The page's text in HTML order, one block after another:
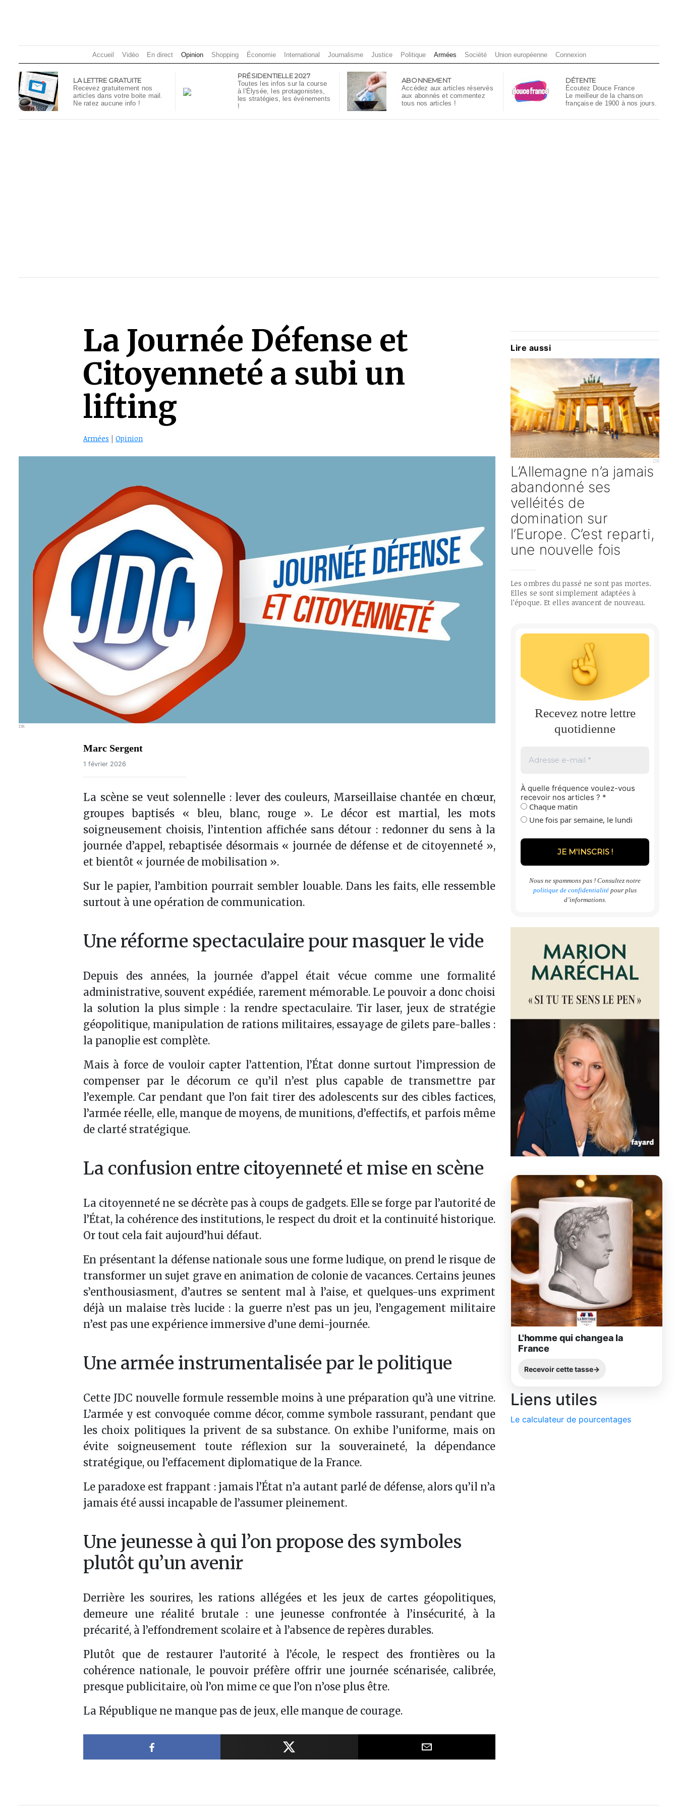
Accueil Vidéo En direct Opinion Shopping Économie International Journalisme Justice Politique Armées Société Union européenne Connexion
LA LETTRE GRATUITE
Recevez gratuitement nos
articles dans votre boite mail.
Ne ratez aucune info !
PRÉSIDENTIELLE 2027
Toutes les infos sur la course
à l'Élysée, les protagonistes,
les stratégies, les événements
!
ABONNEMENT
Accédez aux articles réservés
aux abonnés et commentez
tous nos articles !
DÉTENTE
Écoutez Douce France
Le meilleur de la chanson
française de 1900 à nos jours.
La Journée Défense et
Citoyenneté a subi un
lifting
Armées Opinion
DR
Marc Sergent
1 février 2026
La scène se veut solennelle : lever des couleurs, Marseillaise chantée en chœur,
groupes baptisés « bleu, blanc, rouge ». Le décor est martial, les mots
soigneusement choisis, l’intention affichée sans détour : redonner du sens à la
journée d’appel, rebaptisée désormais « journée de défense et de citoyenneté »,
et bientôt « journée de mobilisation ».
Sur le papier, l’ambition pourrait sembler louable. Dans les faits, elle ressemble
surtout à une opération de communication.
Une réforme spectaculaire pour masquer le vide
Depuis des années, la journée d’appel était vécue comme une formalité
administrative, souvent expédiée, rarement mémorable. Le pouvoir a donc choisi
la solution la plus simple : la rendre spectaculaire. Tir laser, jeux de stratégie
géopolitique, manipulation de rations militaires, essayage de gilets pare-balles :
la panoplie est complète.
Mais à force de vouloir capter l’attention, l’État donne surtout l’impression de
compenser par le décorum ce qu’il n’est plus capable de transmettre par
l’exemple. Car pendant que l’on fait tirer des adolescents sur des cibles factices,
l’armée réelle, elle, manque de moyens, de munitions, d’effectifs, et parfois même
de clarté stratégique.
La confusion entre citoyenneté et mise en scène
La citoyenneté ne se décrète pas à coups de gadgets. Elle se forge par l’autorité de
l’État, la cohérence des institutions, le respect du droit et la continuité historique.
Or tout cela fait aujourd’hui défaut.
En présentant la défense nationale sous une forme ludique, on prend le risque de
transformer un sujet grave en animation de colonie de vacances. Certains jeunes
s’enthousiasment, d’autres se sentent mal à l’aise, et quelques-uns expriment
déjà un malaise très lucide : la guerre n’est pas un jeu, l’engagement militaire
n’est pas une expérience immersive d’une demi-journée.
Une armée instrumentalisée par le politique
Cette JDC nouvelle formule ressemble moins à une préparation qu’à une vitrine.
L’armée y est convoquée comme décor, comme symbole rassurant, pendant que
les choix politiques la privent de sa substance. On exhibe l’uniforme, mais on
évite soigneusement toute réflexion sur la souveraineté, la dépendance
stratégique, ou l’effacement diplomatique de la France.
Le paradoxe est frappant : jamais l’État n’a autant parlé de défense, alors qu’il n’a
jamais été aussi incapable de l’assumer pleinement.
Une jeunesse à qui l’on propose des symboles
plutôt qu’un avenir
Derrière les sourires, les rations allégées et les jeux de cartes géopolitiques,
demeure une réalité brutale : une jeunesse confrontée à l’insécurité, à la
précarité, à l’effondrement scolaire et à l’absence de repères durables.
Plutôt que de restaurer l’autorité à l’école, le respect des frontières ou la
cohérence nationale, le pouvoir préfère offrir une journée scénarisée, calibrée,
presque publicitaire, où l’on mime ce que l’on n’ose plus être.
La République ne manque pas de jeux, elle manque de courage.
Partager sur Facebook Partager sur X Partager par e-mail
Lire aussi
DR
L’Allemagne n’a jamais
abandonné ses
velléités de
domination sur
l’Europe. C’est reparti,
une nouvelle fois
Les ombres du passé ne sont pas mortes.
Elles se sont simplement adaptées à
l’époque. Et elles avancent de nouveau.
Recevez notre lettre
quotidienne
À quelle fréquence voulez-vous
recevoir nos articles ? *
Chaque matin
Une fois par semaine, le lundi
Nous ne spammons pas ! Consultez notre
politique de confidentialité pour plus
d’informations.
L'homme qui changea la
France
Recevoir cette tasse
Liens utiles
Le calculateur de pourcentages